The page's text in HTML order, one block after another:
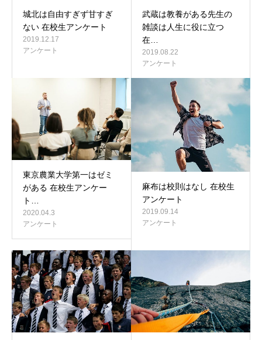
城北は自由すぎず甘すぎ
ない 在校生アンケート
2019.12.17
アンケート
武蔵は教養がある先生の
雑談は人生に役に立つ
在…
2019.08.22
アンケート
東京農業大学第一はゼミ
がある 在校生アンケー
ト…
2020.04.3
アンケート
麻布は校則はなし 在校生
アンケート
2019.09.14
アンケート